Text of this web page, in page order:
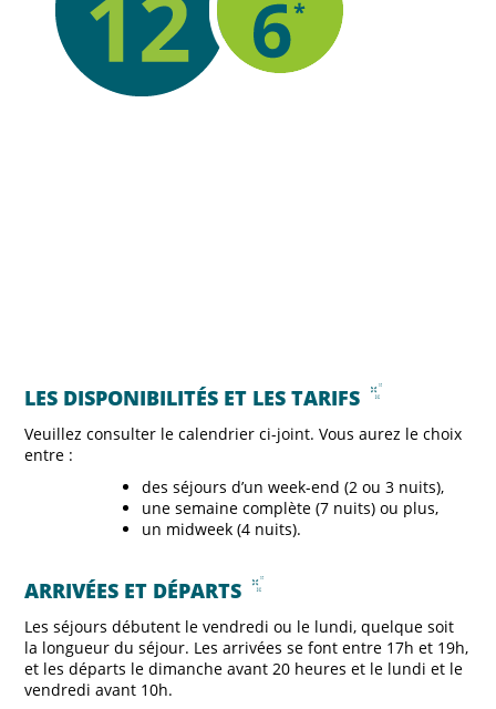
LES DISPONIBILITÉS ET LES TARIFS
Veuillez consulter le calendrier ci-joint. Vous aurez le choix
entre :
des séjours d’un week-end (2 ou 3 nuits),
une semaine complète (7 nuits) ou plus,
un midweek (4 nuits).
ARRIVÉES ET DÉPARTS
Les séjours débutent le vendredi ou le lundi, quelque soit
la longueur du séjour. Les arrivées se font entre 17h et 19h,
et les départs le dimanche avant 20 heures et le lundi et le
vendredi avant 10h.